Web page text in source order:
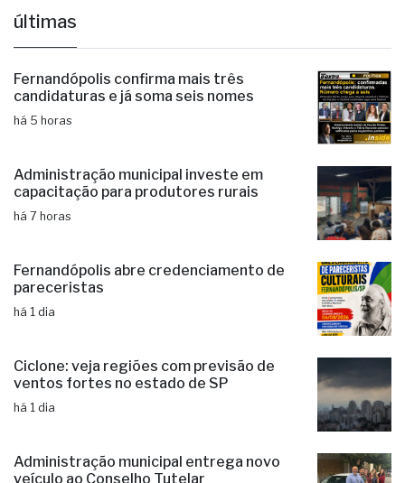
últimas
Fernandópolis confirma mais três
candidaturas e já soma seis nomes
há 5 horas
Administração municipal investe em
capacitação para produtores rurais
há 7 horas
Fernandópolis abre credenciamento de
pareceristas
há 1 dia
Ciclone: veja regiões com previsão de
ventos fortes no estado de SP
há 1 dia
Administração municipal entrega novo
veículo ao Conselho Tutelar